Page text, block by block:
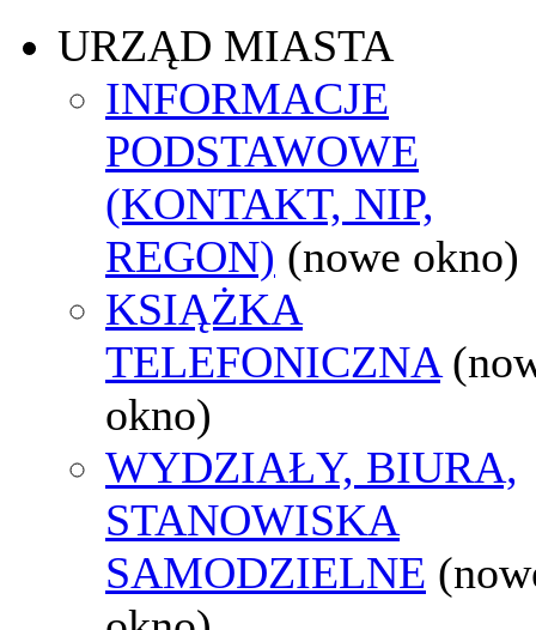
URZĄD MIASTA
INFORMACJE
PODSTAWOWE
(KONTAKT, NIP,
REGON) (nowe okno)
KSIĄŻKA
TELEFONICZNA
okno)
WYDZIAŁY, BIURA,
STANOWISKA
SAMODZIELNE